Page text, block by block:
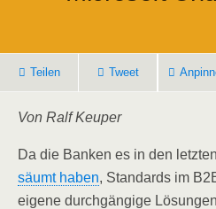
Tei­len Tweet
Von Ralf Keuper
Da die Ban­ken es in den letz­ten
säumt haben, Stan­dards im
eige­ne durch­gän­gi­ge